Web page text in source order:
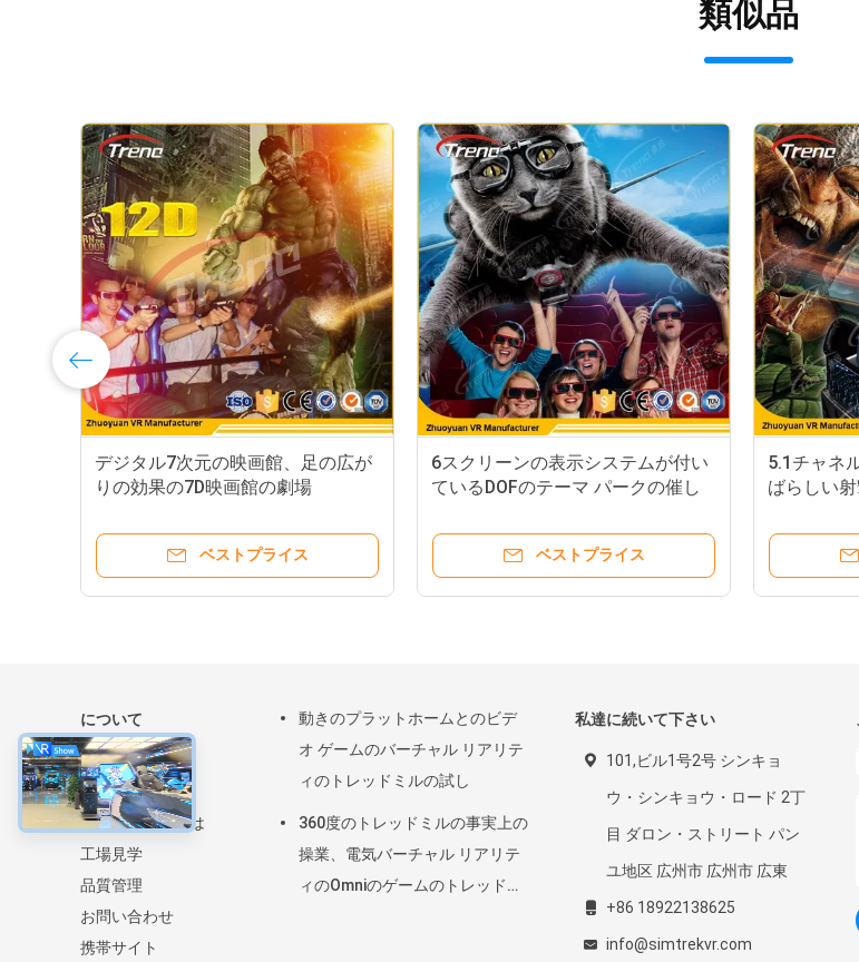
類似品
デジタル7次元の映画館、足の広が
りの効果の7D映画館の劇場
ベストプライス
6スクリーンの表示システムが付い
ているDOFのテーマ パークの催し
ベストプライス
5.1チャネ
ばらしい
について
家
製品
私たちに関しては
工場見学
品質管理
お問い合わせ
携帯サイト
動きのプラットホームとのビデ
オ ゲームのバーチャル リアリテ
ィのトレッドミルの試し
360度のトレッドミルの事実上の
操業、電気バーチャル リアリテ
ィのOmniのゲームのトレッドミ
私達に続いて下さい
101,ビル1号2号 シンキョ
ウ・シンキョウ・ロード 2丁
目 ダロン・ストリート パン
ユ地区 広州市 広州市 広東
+86 18922138625
info@simtrekvr.com